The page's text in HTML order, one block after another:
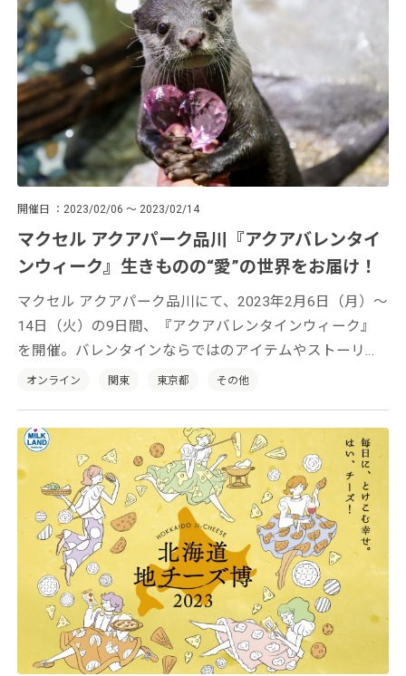
開催日 2023/02/06 ～ 2023/02/14
マクセル アクアパーク品川『アクアバレンタイ
ンウィーク』生きものの“愛”の世界をお届け！
マクセル アクアパーク品川にて、2023年2月6日（月）〜
14日（火）の9日間、『アクアバレンタインウィーク』
を開催。バレンタインならではのアイテムやストーリー
を用いて生きものの魅力を届けます。
オンライン 関東 東京都 その他